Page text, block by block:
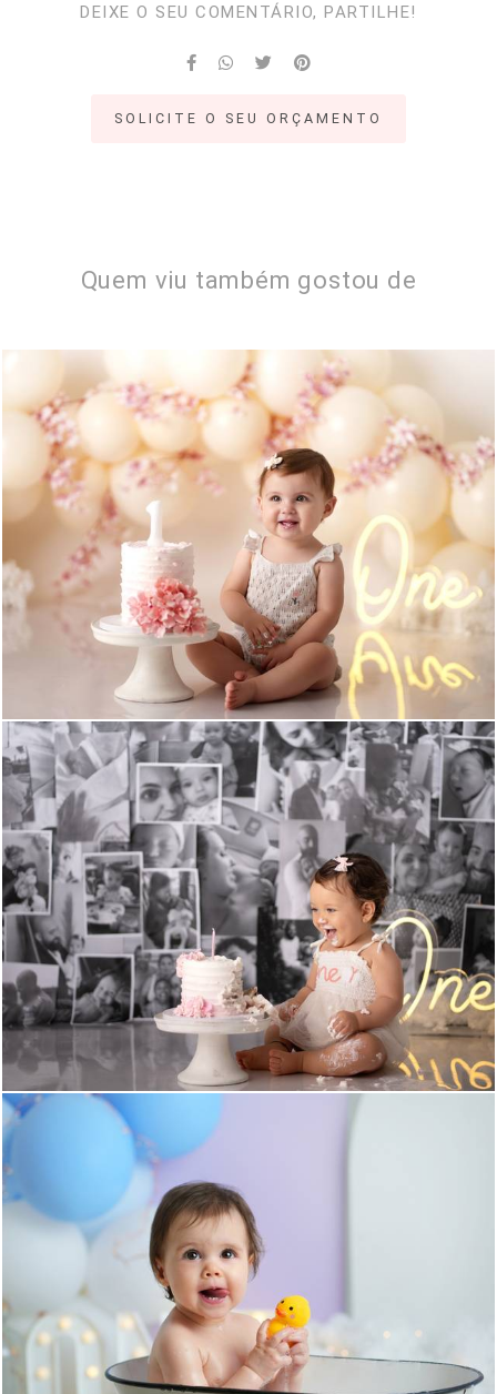
DEIXE O SEU COMENTÁRIO, PARTILHE!
SOLICITE O SEU ORÇAMENTO
Quem viu também gostou de
400 0
578 0
709 0